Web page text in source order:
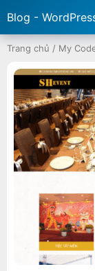
Blog -
Trang chủ / My